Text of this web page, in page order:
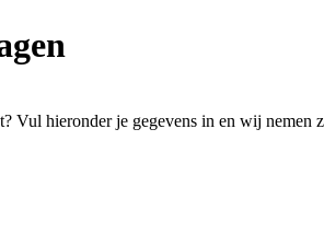
Vul hieronder je gegevens in en wij nemen